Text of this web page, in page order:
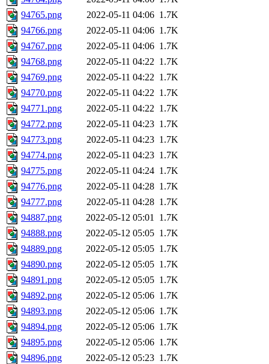
94765.png
2022-05-11 04:06 1.7K
94766.png
2022-05-11 04:06 1.7K
94767.png
2022-05-11 04:06 1.7K
94768.png
2022-05-11 04:22 1.7K
94769.png
2022-05-11 04:22 1.7K
94770.png
2022-05-11 04:22 1.7K
94771.png
2022-05-11 04:22 1.7K
94772.png
2022-05-11 04:23 1.7K
94773.png
2022-05-11 04:23 1.7K
94774.png
2022-05-11 04:23 1.7K
94775.png
2022-05-11 04:24 1.7K
94776.png
2022-05-11 04:28 1.7K
94777.png
2022-05-11 04:28 1.7K
94887.png
2022-05-12 05:01 1.7K
94888.png
2022-05-12 05:05 1.7K
94889.png
2022-05-12 05:05 1.7K
94890.png
2022-05-12 05:05 1.7K
94891.png
2022-05-12 05:05 1.7K
94892.png
2022-05-12 05:06 1.7K
94893.png
2022-05-12 05:06 1.7K
94894.png
2022-05-12 05:06 1.7K
94895.png
2022-05-12 05:06 1.7K
94896.png
2022-05-12 05:23 1.7K